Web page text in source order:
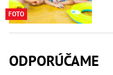
FOTO
ODPORÚČAME